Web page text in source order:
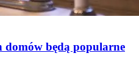
będą popularne